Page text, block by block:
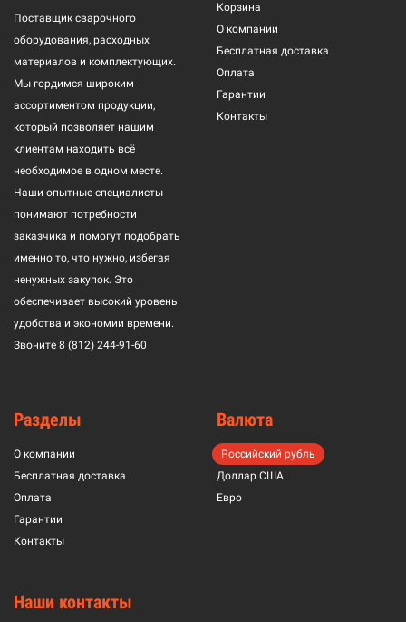
Поставщик сварочного
оборудования, расходных
материалов и комплектующих.
Мы гордимся широким
ассортиментом продукции,
который позволяет нашим
клиентам находить всё
необходимое в одном месте.
Наши опытные специалисты
понимают потребности
заказчика и помогут подобрать
именно то, что нужно, избегая
ненужных закупок. Это
обеспечивает высокий уровень
удобства и экономии времени.
Звоните 8 (812) 244-91-60
Корзина
О компании
Бесплатная доставка
Оплата
Гарантии
Контакты
Разделы
О компании
Бесплатная доставка
Оплата
Гарантии
Контакты
Валюта
Российский рубль
Доллар США
Евро
Наши контакты